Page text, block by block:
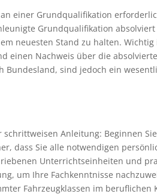
einer Grundqualifikation
Grundqualifikation
neuesten Stand zu halten.
einen Nachweis über die
sind jedoch ein
Anleitung: Beginnen
dass Sie alle notwendigen
Unterrichtseinheiten und
um Ihre Fachkenntnisse
Fahrzeugklassen im beruflichen